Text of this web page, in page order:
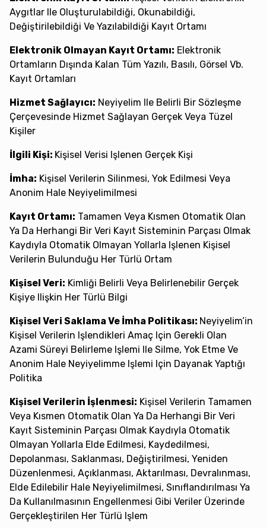
Aygıtlar Ile Oluşturulabildiği, Okunabildiği,
Değiştirilebildiği Ve Yazılabildiği Kayıt Ortamı
Elektronik Olmayan Kayıt Ortamı: Elektronik
Ortamların Dışında Kalan Tüm Yazılı, Basılı, Görsel Vb.
Kayıt Ortamları
Hizmet Sağlayıcı: Neyiyelim Ile Belirli Bir Sözleşme
Çerçevesinde Hizmet Sağlayan Gerçek Veya Tüzel
Kişiler
İlgili Kişi: Kişisel Verisi Işlenen Gerçek Kişi
İmha: Kişisel Verilerin Silinmesi, Yok Edilmesi Veya
Anonim Hale Neyiyelimilmesi
Kayıt Ortamı: Tamamen Veya Kısmen Otomatik Olan
Ya Da Herhangi Bir Veri Kayıt Sisteminin Parçası Olmak
Kaydıyla Otomatik Olmayan Yollarla Işlenen Kişisel
Verilerin Bulunduğu Her Türlü Ortam
Kişisel Veri: Kimliği Belirli Veya Belirlenebilir Gerçek
Kişiye Ilişkin Her Türlü Bilgi
Kişisel Veri Saklama Ve İmha Politikası: Neyiyelim’in
Kişisel Verilerin Işlendikleri Amaç Için Gerekli Olan
Azami Süreyi Belirleme Işlemi Ile Silme, Yok Etme Ve
Anonim Hale Neyiyelimme Işlemi Için Dayanak Yaptığı
Politika
Kişisel Verilerin İşlenmesi: Kişisel Verilerin Tamamen
Veya Kısmen Otomatik Olan Ya Da Herhangi Bir Veri
Kayıt Sisteminin Parçası Olmak Kaydıyla Otomatik
Olmayan Yollarla Elde Edilmesi, Kaydedilmesi,
Depolanması, Saklanması, Değiştirilmesi, Yeniden
Düzenlenmesi, Açıklanması, Aktarılması, Devralınması,
Elde Edilebilir Hale Neyiyelimilmesi, Sınıflandırılması Ya
Da Kullanılmasının Engellenmesi Gibi Veriler Üzerinde
Gerçekleştirilen Her Türlü Işlem